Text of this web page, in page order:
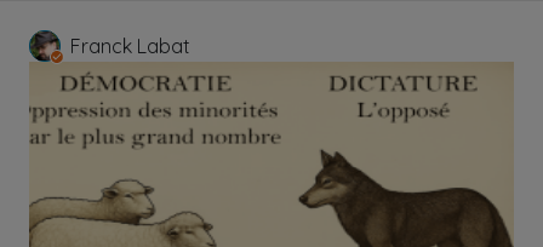
Franck Labat